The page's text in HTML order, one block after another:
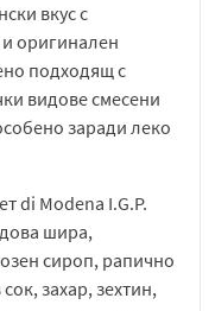
вкус с
и оригинален
подходящ с
видове смесени
заради леко
di Modena I.G.P.
шира,
сироп, рапично
захар, зехтин,